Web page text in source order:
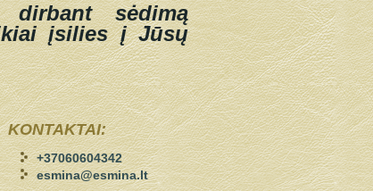
sėdimą
įsilies į Jūsų
KONTAKTAI:
+37060604342
esmina@esmina.lt